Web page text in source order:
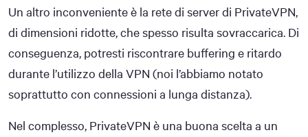
Un altro inconveniente è la rete di server di PrivateVPN,
di dimensioni ridotte, che spesso risulta sovraccarica. Di
conseguenza, potresti riscontrare buffering e ritardo
durante l’utilizzo della VPN (noi l’abbiamo notato
soprattutto con connessioni a lunga distanza).
Nel complesso, PrivateVPN è una buona scelta a un